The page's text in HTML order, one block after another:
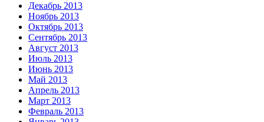
Декабрь 2013
Ноябрь 2013
Октябрь 2013
Сентябрь 2013
Август 2013
Июль 2013
Июнь 2013
Май 2013
Апрель 2013
Март 2013
Февраль 2013